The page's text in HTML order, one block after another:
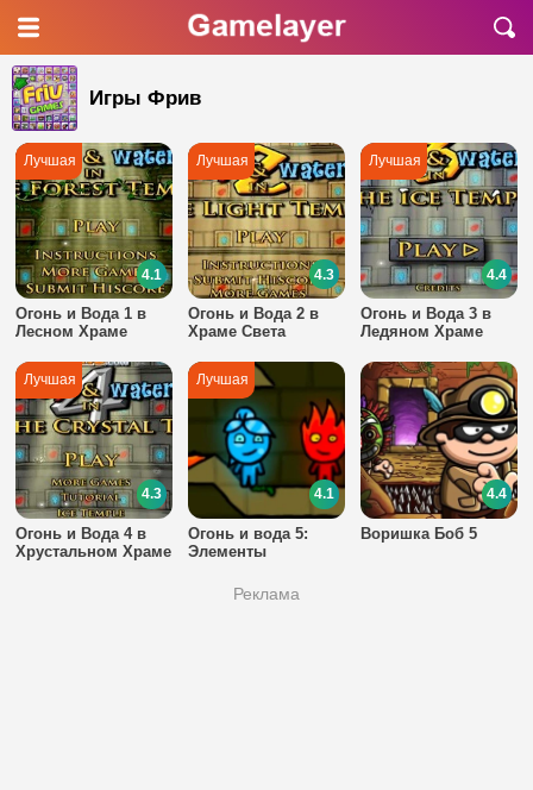
Игры Фрив
Огонь и Вода 1 в
Лесном Храме
4.1
Огонь и Вода 2 в
Храме Света
4.3
Огонь и Вода 3 в
Ледяном Храме
4.4
Огонь и Вода 4 в
Хрустальном Храме
4.3
Огонь и вода 5:
Элементы
4.1
Воришка Боб 5
4.4
Реклама